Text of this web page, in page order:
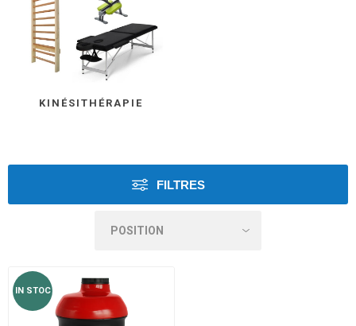
KINÉSITHÉRAPIE
FILTRES
IN STOC